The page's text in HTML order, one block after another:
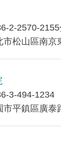
2-2570-
市松山區南京
3-494-1234
市平鎮區廣泰